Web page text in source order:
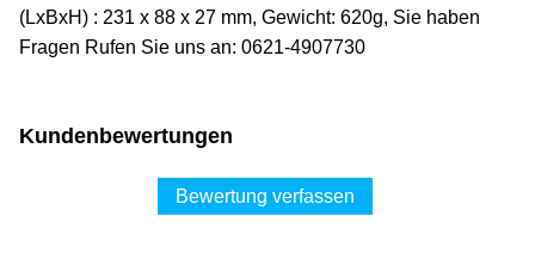
(LxBxH) : 231 x 88 x 27 mm, Gewicht: 620g, Sie haben
Fragen Rufen Sie uns an: 0621-4907730
Kundenbewertungen
Bewertung verfassen